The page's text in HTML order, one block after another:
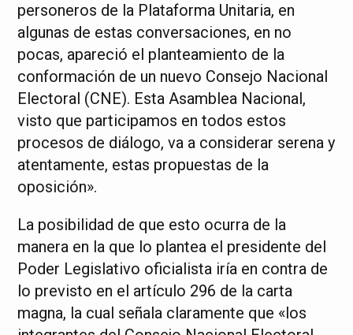
personeros de la Plataforma Unitaria, en
algunas de estas conversaciones, en no
pocas, apareció el planteamiento de la
conformación de un nuevo Consejo Nacional
Electoral (CNE). Esta Asamblea Nacional,
visto que participamos en todos estos
procesos de diálogo, va a considerar serena y
atentamente, estas propuestas de la
oposición».
La posibilidad de que esto ocurra de la
manera en la que lo plantea el presidente del
Poder Legislativo oficialista iría en contra de
lo previsto en el artículo 296 de la carta
magna, la cual señala claramente que «los